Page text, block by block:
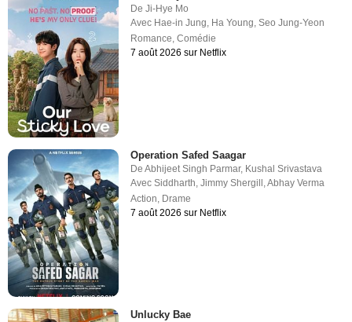
DeJi-Hye Mo
Avec Hae-in Jung, Ha Young,Seo Jung-Yeon
Romance,Comédie
7 août 2026 sur Netflix
Operation Safed Saagar
DeAbhijeet Singh Parmar, Kushal Srivastava
AvecSiddharth ,Jimmy Shergill ,Abhay Verma
Action Drame
7 août 2026 sur Netflix
Unlucky Bae